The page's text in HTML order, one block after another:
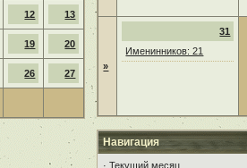
12 13
19 20
26 27
»
31
Именинников: 21
Навигация
·Текущий месяц